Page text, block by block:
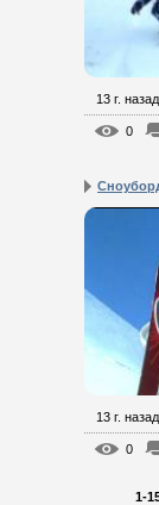
13 г. назад
0
13 г. назад
0
1-